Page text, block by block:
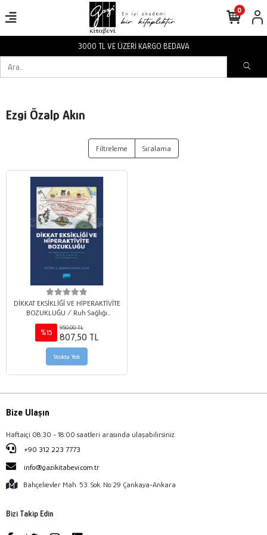
3000 TL VE ÜZERİ KARGO BEDAVA
0
Ezgi Özalp Akın
Filtreleme Sıralama
DİKKAT EKSİKLİĞİ VE HİPERAKTİVİTE
BOZUKLUĞU / Ruh Sağlığı
Çalışanları, Alan Uzmanları,
Öğrenciler ve Aileler İçin
Kuramdan Uygulamaya
%15
950,00 TL
807,50 TL
Stokta Yok
Bize Ulaşın
Haftaiçi 08:30 - 18:00 saatleri arasında ulaşabilirsiniz.
+90 312 223 7773
info@gazikitabevi.com.tr
Bahçelievler Mah. 53. Sok. No:29 Çankaya-Ankara
Bizi Takip Edin